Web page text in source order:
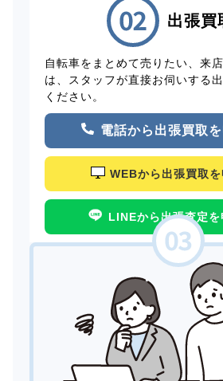
出張買
自転車をまとめて売りたい、来
は、スタッフが直接お伺いする
ください。
電話から出張買取
WEBから出張買取
LINEから出張査定を